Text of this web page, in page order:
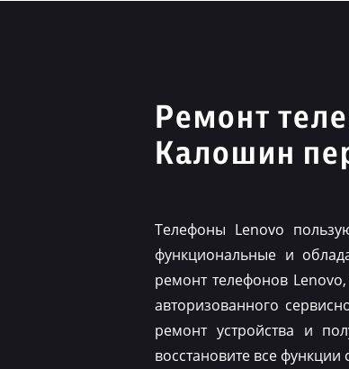
Ремонт
Калошин
Телефоны Lenovo
функциональные и
ремонт телефонов
авторизованного
ремонт устройства и
восстановите все функции